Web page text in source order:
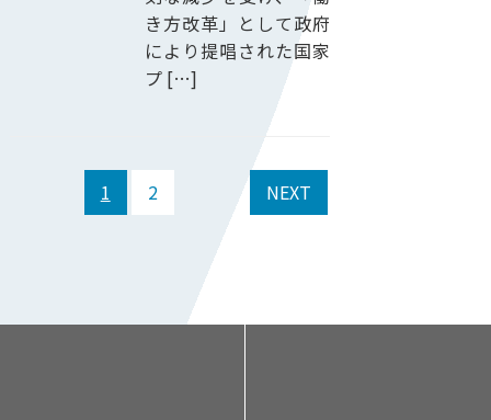
き方改革」として政府
により提唱された国家
プ […]
1 2 NEXT